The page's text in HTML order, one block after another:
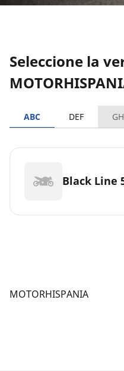
Seleccione la
ABC DEF
Black Line
MOTORHISPANIA